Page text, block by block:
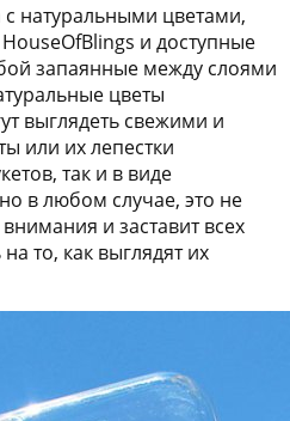
натуральными цветами,
и доступные
запаянные между слоями
цветы
выглядеть свежими и
или их лепестки
так и в виде
в любом случае, это не
и заставит всех
то, как выглядят их